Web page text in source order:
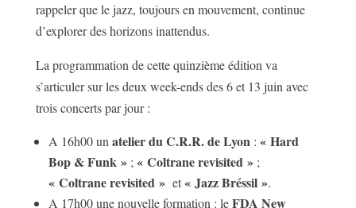
rappeler que le jazz, toujours en mouvement, continue
d’explorer des horizons inattendus.
La programmation de cette quinzième édition va
s’articuler sur les deux week-ends des 6 et 13 juin avec
trois concerts par jour :
A 16h00 un atelier du C.R.R. de Lyon : « Hard
Bop & Funk » ; « Coltrane revisited »;
« Coltrane revisited »et« Jazz Bréssil ».
A 17h00 une nouvelle formation : leFDA New